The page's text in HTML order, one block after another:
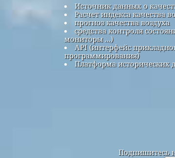
Источник данных о
Расчет индекса качества
прогноз качества воздуха
средства контроля
мониторы ...)
API (интерфейс
программирования)
Платформа исторических
Подпишитесь